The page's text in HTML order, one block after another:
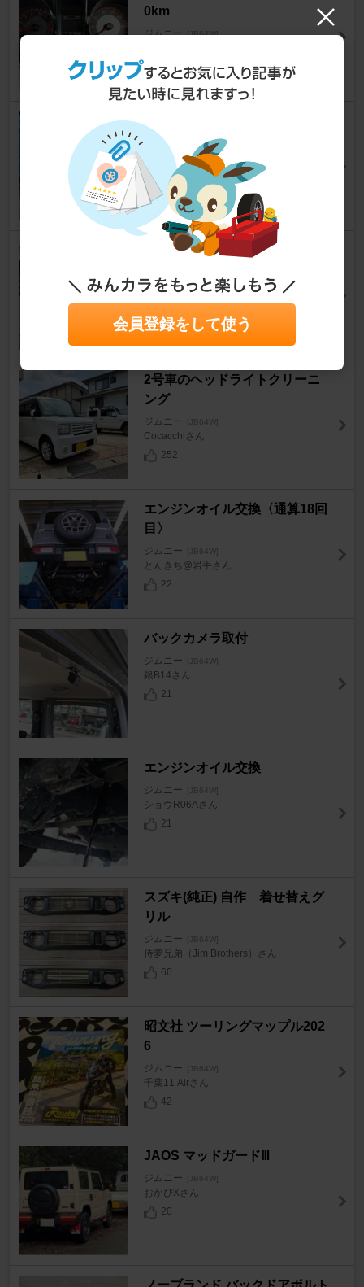
0km
ジムニー [JB64W]
13
0
ジムニー [JB64W]
ミヤウッチさん
28
夏タイヤに交換
deko-hiさん
22
0
2号車のヘッドライトクリーニ
ング
ジムニー [JB64W]
Cocacchiさん
252
エンジンオイル交換〈通算18回
目〉
ジムニー [JB64W]
とんきち@岩手さん
22
バックカメラ取付
ジムニー [JB64W]
銀B14さん
21
エンジンオイル交換
ジムニー [JB64W]
ショウR06Aさん
21
スズキ(純正) 自作 着せ替えグ
リル
ジムニー [JB64W]
侍夢兄弟（Jim Brothers）さん
60
昭文社 ツーリングマップル202
6
ジムニー [JB64W]
千葉11 Airさん
42
JAOS マッドガードⅢ
ジムニー [JB64W]
おかぴXさん
20
会員登録をして使う